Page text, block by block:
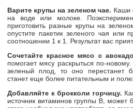
Варите крупы на зеленом чае. Каши
на воде или молоке.
приготовить разные крупы на
опустите пакетик зеленого чая или
соотношении 1 к 1. Результат вас
Сочетайте красное мясо с
помогает мясу раскрыться по-
зеленый плод, то оно перестанет
станет еще более питательным и
Добавляйте к брокколи горчицу.
источник витаминов группы В, может